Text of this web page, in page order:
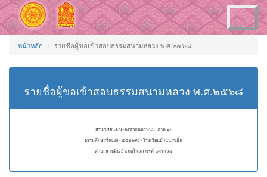
Toggle
navigation
หน้าหลัก รายชื่อผู้ขอเข้าสอบธรรมสนามหลวง พ.ศ.๒๕๖๘
รายชื่อผู้ขอเข้าสอบธรรมสนามหลวง พ.ศ.๒๕๖๘
สำนักเรียนคณะจังหวัดนครพนม ภาค ๑๐
ธรรมศึกษาชั้นเอก - ๔๔๑๐๙๐ - โรงเรียนบ้านนาขมิ้น
ตำบลนาขมิ้น อำเภอโพนสวรรค์ นครพนม